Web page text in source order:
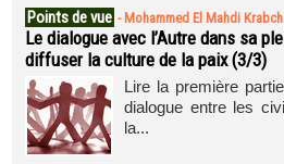
Points de vue - Mohammed El Mahdi Krabch
Le dialogue avec l’Autre dans sa
diffuser la culture de la paix (3/3)
Lire la première
dialogue entre les
la...